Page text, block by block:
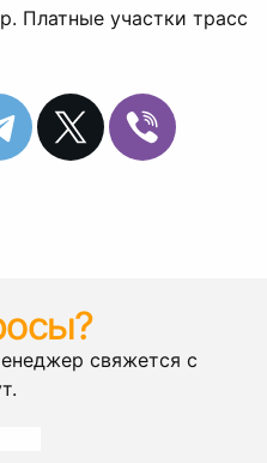
Платные участки трасс
свяжется с